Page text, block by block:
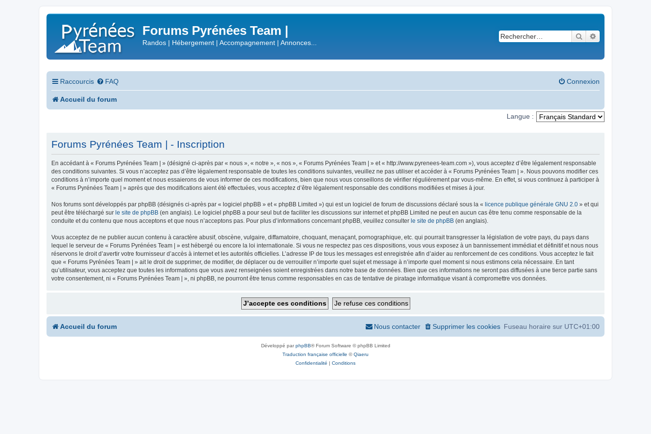
Forums Pyrénées Team |
Randos | Hébergement | Accompagnement | Annonces...
Rechercher
Raccourcis FAQ Connexion
Accueil du forum
Langue :
Forums Pyrénées Team | - Inscription
En accédant à « Forums Pyrénées Team | » (désigné ci-après par « nous », « notre », « nos », « Forums Pyrénées Team | » et « http://www.pyrenees-team.com »), vous acceptez d’être légalement responsable
des conditions suivantes. Si vous n’acceptez pas d’être légalement responsable de toutes les conditions suivantes, veuillez ne pas utiliser et accéder à « Forums Pyrénées Team | ». Nous pouvons modifier ces
conditions à n’importe quel moment et nous essaierons de vous informer de ces modifications, bien que nous vous conseillons de vérifier régulièrement par vous-même. En effet, si vous continuez à participer à
« Forums Pyrénées Team | » après que des modifications aient été effectuées, vous acceptez d’être légalement responsable des conditions modifiées et mises à jour.
Nos forums sont développés par phpBB (désignés ci-après par « logiciel phpBB » et « phpBB Limited ») qui est un logiciel de forum de discussions déclaré sous la « licence publique générale GNU 2.0 » et qui
peut être téléchargé sur le site de phpBB (en anglais). Le logiciel phpBB a pour seul but de faciliter les discussions sur internet et phpBB Limited ne peut en aucun cas être tenu comme responsable de la
conduite et du contenu que nous acceptons et que nous n’acceptons pas. Pour plus d’informations concernant phpBB, veuillez consulter le site de phpBB (en anglais).
Vous acceptez de ne publier aucun contenu à caractère abusif, obscène, vulgaire, diffamatoire, choquant, menaçant, pornographique, etc. qui pourrait transgresser la législation de votre pays, du pays dans
lequel le serveur de « Forums Pyrénées Team | » est hébergé ou encore la loi internationale. Si vous ne respectez pas ces dispositions, vous vous exposez à un bannissement immédiat et définitif et nous nous
réservons le droit d’avertir votre fournisseur d’accès à internet et les autorités officielles. L’adresse IP de tous les messages est enregistrée afin d’aider au renforcement de ces conditions. Vous acceptez le fait
que « Forums Pyrénées Team | » ait le droit de supprimer, de modifier, de déplacer ou de verrouiller n’importe quel sujet et message à n’importe quel moment si nous estimons cela nécessaire. En tant
qu’utilisateur, vous acceptez que toutes les informations que vous avez renseignées soient enregistrées dans notre base de données. Bien que ces informations ne seront pas diffusées à une tierce partie sans
votre consentement, ni « Forums Pyrénées Team | », ni phpBB, ne pourront être tenus comme responsables en cas de tentative de piratage informatique visant à compromettre vos données.
Accueil du forum Fuseau horaire sur UTC+01:00
Supprimer les cookies
Nous contacter
Développé parphpBB® Forum Software © phpBB Limited
Traduction française officielle ©Qiaeru
Confidentialité | Conditions